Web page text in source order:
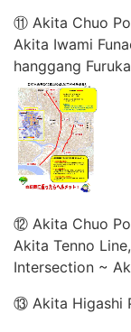
⑪ Akita Chuo
Akita Iwami
hanggang
⑫ Akita Chuo
Akita Tenno
Intersection ~
⑬ Akita Higashi